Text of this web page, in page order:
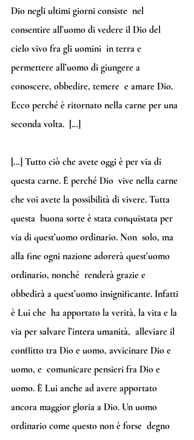
Dio negli ultimi giorni consiste  nel
consentire all’uomo di vedere il Dio del
cielo vivo fra gli uomini  in terra e
permettere all’uomo di giungere a
conoscere, obbedire, temere  e amare Dio.
Ecco perché è ritornato nella carne per una
seconda volta.  […]
[…] Tutto ciò che avete oggi è per via di
questa carne. È perché Dio  vive nella carne
che voi avete la possibilità di vivere. Tutta
questa  buona sorte è stata conquistata per
via di quest’uomo ordinario. Non  solo, ma
alla fine ogni nazione adorerà quest’uomo
ordinario, nonché  renderà grazie e
obbedirà a quest’uomo insignificante. Infatti
è Lui che  ha apportato la verità, la vita e la
via per salvare l’intera umanità,  alleviare il
conflitto tra Dio e uomo, avvicinare Dio e
uomo, e  comunicare pensieri fra Dio e
uomo. È Lui anche ad avere apportato
ancora maggior gloria a Dio. Un uomo
ordinario come questo non è forse  degno